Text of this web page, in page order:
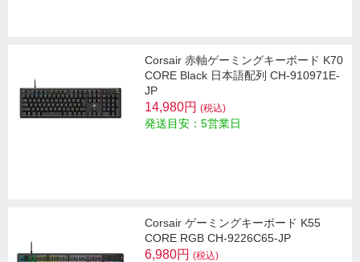
Corsair 赤軸ゲーミングキーボード K70
CORE Black 日本語配列 CH-910971E-
JP
14,980円 (税込)
発送目安：5営業日
Corsair ゲーミングキーボード K55
CORE RGB CH-9226C65-JP
6,980円 (税込)